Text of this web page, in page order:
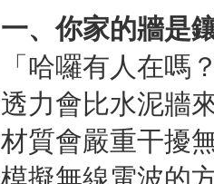
一、你家的牆是
「哈囉有人在嗎
透力會比水泥牆
材質會嚴重干擾
模擬無線電波的